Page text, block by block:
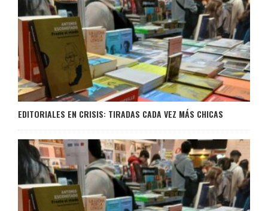
EDITORIALES EN CRISIS: TIRADAS CADA VEZ MÁS CHICAS